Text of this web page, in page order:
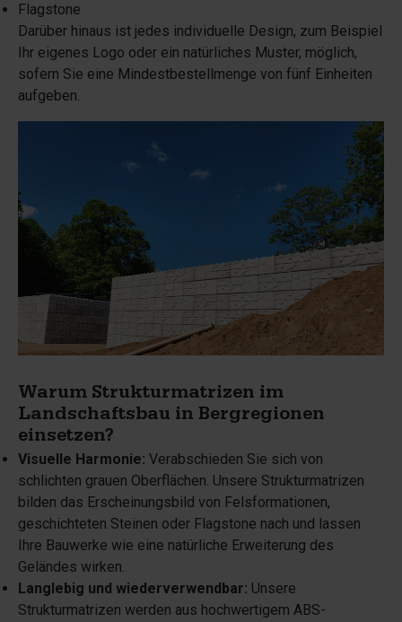
Flagstone
Darüber hinaus ist jedes individuelle Design, zum Beispiel
Ihr eigenes Logo oder ein natürliches Muster, möglich,
sofern Sie eine Mindestbestellmenge von fünf Einheiten
aufgeben.
Warum Strukturmatrizen im
Landschaftsbau in Bergregionen
einsetzen?
Visuelle Harmonie: Verabschieden Sie sich von
schlichten grauen Oberflächen. Unsere Strukturmatrizen
bilden das Erscheinungsbild von Felsformationen,
geschichteten Steinen oder Flagstone nach und lassen
Ihre Bauwerke wie eine natürliche Erweiterung des
Geländes wirken.
Langlebig und wiederverwendbar: Unsere
Strukturmatrizen werden aus hochwertigem ABS-